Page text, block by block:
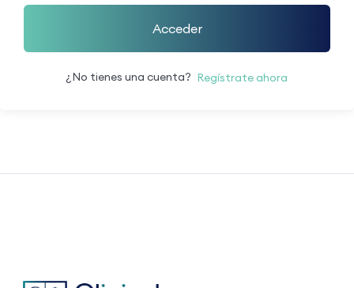
Acceder
¿No tienes una cuenta? Regístrate ahora